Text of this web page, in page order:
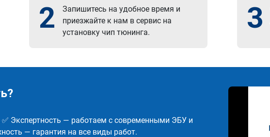
2
Запишитесь на удобное время и
приезжайте к нам в сервис на
установку чип тюнинга.
3
Экспертность — работаем с современными ЭБУ и
— гарантия на все виды работ.